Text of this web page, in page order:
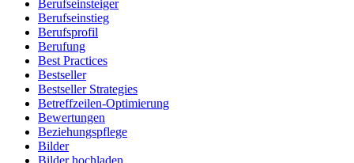
Berufseinsteiger
Berufseinstieg
Berufsprofil
Berufung
Best Practices
Bestseller
Bestseller Strategies
Betreffzeilen-Optimierung
Bewertungen
Beziehungspflege
Bilder